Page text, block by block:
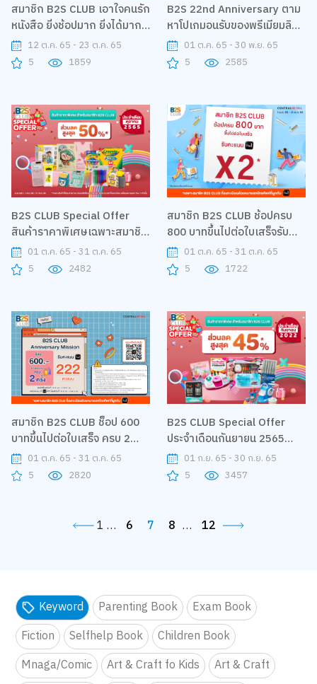
สมาชิก B2S CLUB เอาใจคนรัก
หนังสือ ยิ่งช้อปมาก ยิ่งได้มาก
รับคะแนน The 1 เพิ่มสูงสุด 10
เท่า
12 ต.ค. 65 - 23 ต.ค. 65
5
1859
B2S 22nd Anniversary ตาม
หาโปเกมอนรับของพรีเมียมลิข
สิทธ์สุดคิ้วท์
01 ต.ค. 65 - 30 พ.ย. 65
5
2585
B2S CLUB Special Offer
สินค้าราคาพิเศษเฉพาะสมาชิก
B2S CLUB ลดสูงสุด 50%
01 ต.ค. 65 - 31 ต.ค. 65
5
2482
สมาชิก B2S CLUB ช้อปครบ
800 บาทขึ้นไปต่อใบเสร็จรับ
คะแนน The 1 X2
01 ต.ค. 65 - 31 ต.ค. 65
5
1722
สมาชิก B2S CLUB ช็อป 600
บาทขึ้นไปต่อใบเสร็จ ครบ 2
ครั้ง รับคะแนน The 1 222
คะแนน
01 ต.ค. 65 - 31 ต.ค. 65
5
2820
B2S CLUB Special Offer
ประจำเดือนกันยายน 2565
ส่วนลดสูงสุด 45%
01 ก.ย. 65 - 30 ก.ย. 65
5
3457
1 … 6 7 8 … 12
Keyword Parenting Book
Exam Book
Fiction
Selfhelp Book
Children Book
Mnaga/Comic
Art & Craft fo Kids
Art & Craft